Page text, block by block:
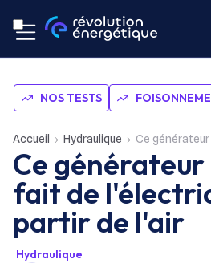
NOS TESTS
Accueil Hydraulique Ce générateur
Ce
fait de
partir de l'air
Hydraulique